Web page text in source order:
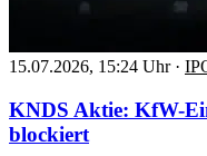
15.07.2026, 15:24 Uhr ·
KNDS Aktie: KfW-
blockiert